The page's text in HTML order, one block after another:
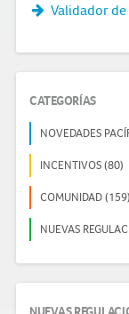
Validador de
CATEGORÍAS
NOVEDADES
INCENTIVOS (80)
COMUNIDAD (159)
NUEVAS